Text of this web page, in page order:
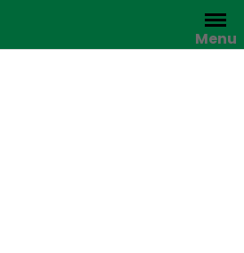
Menu